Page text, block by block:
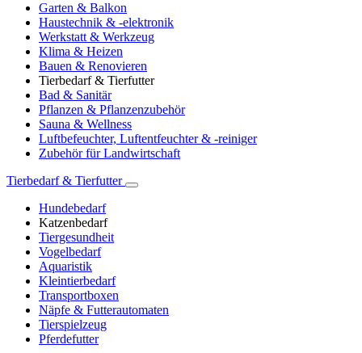
Garten & Balkon
Haustechnik & -elektronik
Werkstatt & Werkzeug
Klima & Heizen
Bauen & Renovieren
Tierbedarf & Tierfutter
Bad & Sanitär
Pflanzen & Pflanzenzubehör
Sauna & Wellness
Luftbefeuchter, Luftentfeuchter & -reiniger
Zubehör für Landwirtschaft
Tierbedarf & Tierfutter
Hundebedarf
Katzenbedarf
Tiergesundheit
Vogelbedarf
Aquaristik
Kleintierbedarf
Transportboxen
Näpfe & Futterautomaten
Tierspielzeug
Pferdefutter